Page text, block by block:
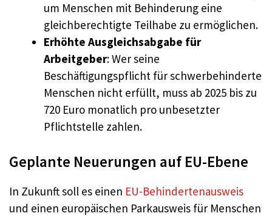
um Menschen mit Behinderung eine
gleichberechtigte Teilhabe zu ermöglichen.
Erhöhte Ausgleichsabgabe für
Arbeitgeber: Wer seine
Beschäftigungspflicht für schwerbehinderte
Menschen nicht erfüllt, muss ab 2025 bis zu
720 Euro monatlich pro unbesetzter
Pflichtstelle zahlen.
Geplante Neuerungen auf EU-Ebene
In Zukunft soll es einen EU-Behindertenausweis
und einen europäischen Parkausweis für Menschen